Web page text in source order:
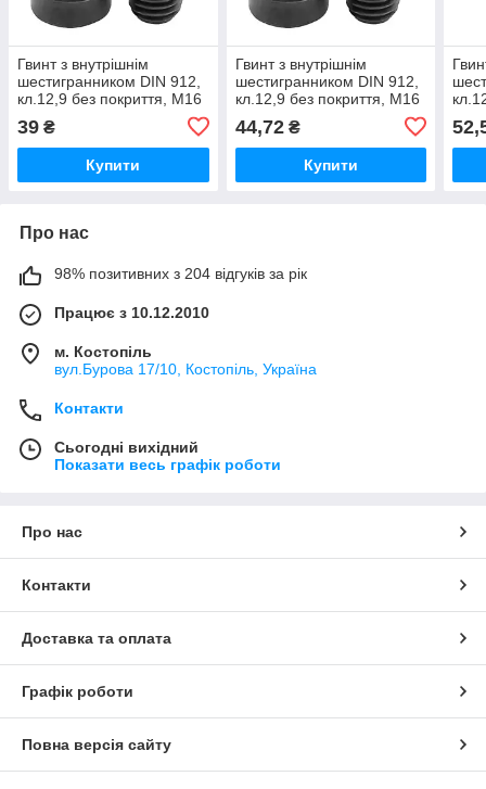
Гвинт з внутрішнім
шестигранником DIN 912,
кл.12,9 без покриття, М16
39 ₴
Купити
Гвинт з внутрішнім
шестигранником DIN 912,
кл.12,9 без покриття, М16
44,72₴
Купити
Про нас
98% позитивних з 204 відгуків за рік
Працює з 10.12.2010
м. Костопіль
вул.Бурова 17/10, Костопіль, Україна
Контакти
Сьогодні вихідний
Показати весь графік роботи
Про нас
Контакти
Доставка та оплата
Графік роботи
Повна версія сайту